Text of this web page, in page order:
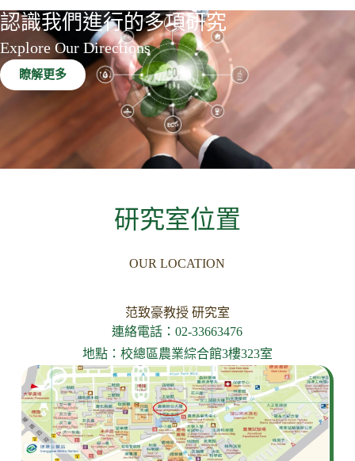
認識我們進行的多項研究
Explore Our Directions
瞭解更多
研究室位置
OUR LOCATION
范致豪教授 研究室
連絡電話：02-33663476
地點：校總區農業綜合館3樓323室